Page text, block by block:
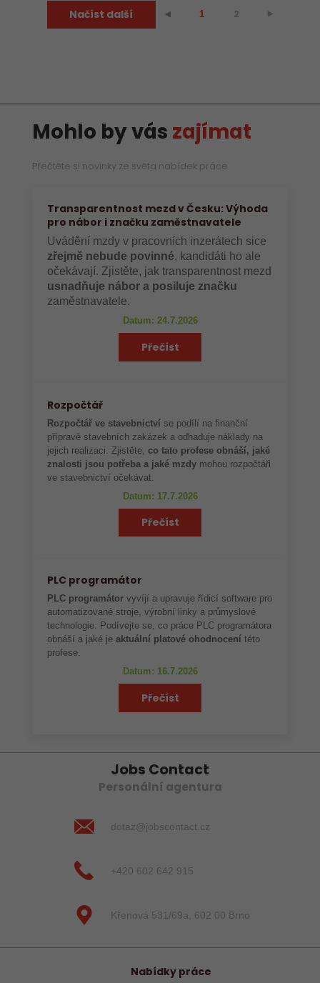
Načíst další ⯇ 1 2 ⯈
Mohlo by vás zajímat
Přečtěte si novinky ze světa nabídek práce
Transparentnost mezd v Česku: Výhoda
pro nábor i značku zaměstnavatele
Uvádění mzdy v pracovních inzerátech sice
zřejmě nebude povinné, kandidáti ho ale
očekávají. Zjistěte, jak transparentnost mezd
usnadňuje nábor a posiluje značku
zaměstnavatele.
Datum: 24.7.2026
Přečíst
Rozpočtář
Rozpočtář ve stavebnictví se podílí na finanční
přípravě stavebních zakázek a odhaduje náklady na
jejich realizaci. Zjistěte,co tato profese obnáší, jaké
znalosti jsou potřeba a jaké mzdy mohou rozpočtáři
ve stavebnictví očekávat.
Datum: 17.7.2026
Přečíst
PLC programátor
PLC programátor vyvíjí a upravuje řídicí software pro
automatizované stroje, výrobní linky a průmyslové
technologie. Podívejte se, co práce PLC programátora
obnáší a jaké je aktuální platové ohodnocení této
profese.
Datum: 16.7.2026
Přečíst
Jobs Contact
Personální agentura
dotaz@jobscontact.cz
+420 602 642 915
Křenová 531/69a, 602 00 Brno
Nabídky práce